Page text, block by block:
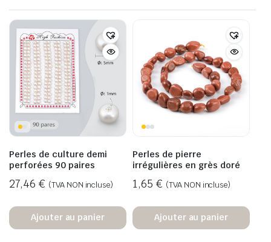
Perles de culture demi
perforées 90 paires
27,46 € (TVA NON incluse)
Ajouter au panier
Perles de pierre
irrégulières en grès doré
1,65 € (TVA NON incluse)
Ajouter au panier